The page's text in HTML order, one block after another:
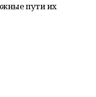
пути их